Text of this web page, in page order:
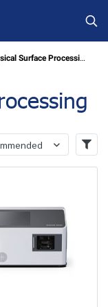
Surface Processing